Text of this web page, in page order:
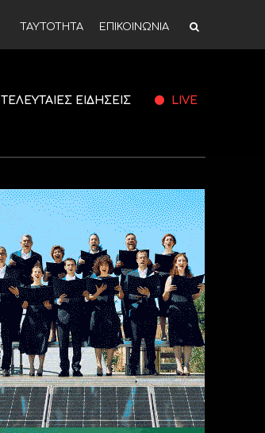
ΤΑΥΤΟΤΗΤΑ ΕΠΙΚΟΙΝΩΝΙΑ
ΤΕΛΕΥΤΑΙΕΣ ΕΙΔΗΣΕΙΣ LIVE